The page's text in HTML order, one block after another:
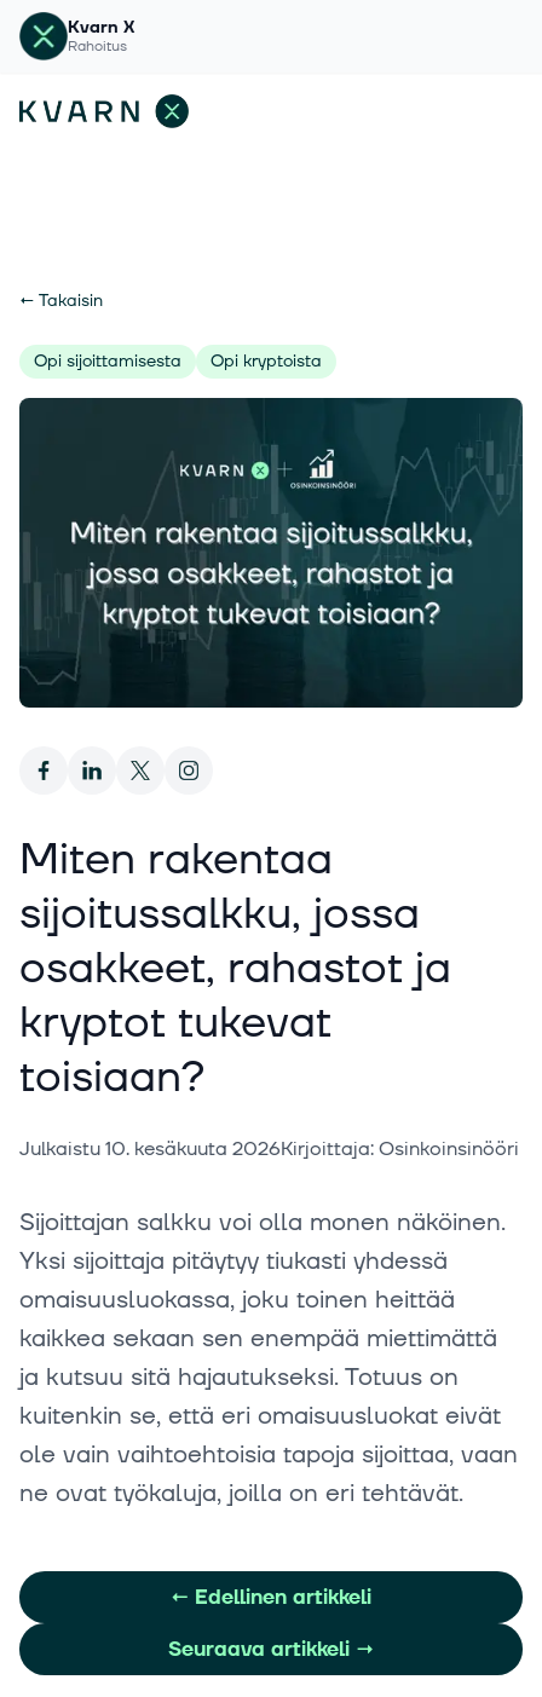
Kvarn X
Rahoitus
← Takaisin
Opi sijoittamisesta Opi kryptoista
Miten rakentaa
sijoitussalkku, jossa
osakkeet, rahastot ja
kryptot tukevat
toisiaan?
Julkaistu10. kesäkuuta 2026Kirjoittaja:Osinkoinsinööri
Sijoittajan salkku voi olla monen näköinen.
Yksi sijoittaja pitäytyy tiukasti yhdessä
omaisuusluokassa, joku toinen heittää
kaikkea sekaan sen enempää miettimättä
ja kutsuu sitä hajautukseksi. Totuus on
kuitenkin se, että eri omaisuusluokat eivät
ole vain vaihtoehtoisia tapoja sijoittaa, vaan
ne ovat työkaluja, joilla on eri tehtävät.
← Edellinen artikkeli
Seuraava artikkeli →